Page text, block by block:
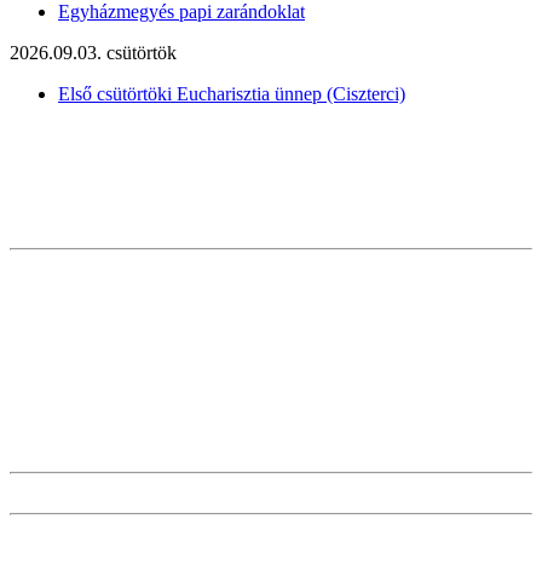
Egyházmegyés papi zarándoklat
2026.09.03. csütörtök
Első csütörtöki Eucharisztia ünnep (Ciszterci)